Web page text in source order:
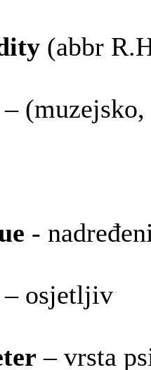
(abbr
-
osjetljiv
– vrsta